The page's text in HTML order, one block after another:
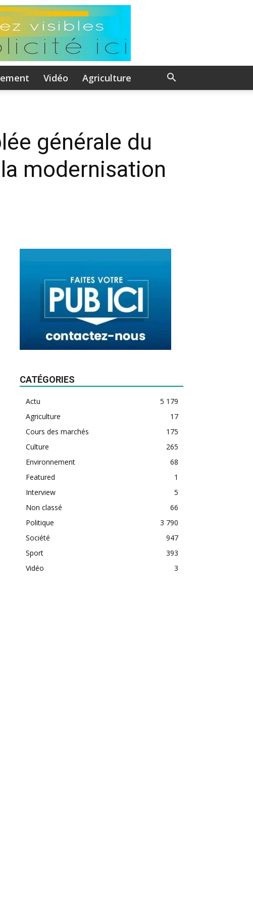
Vidéo Agriculture
générale du
modernisation
CATÉGORIES
Actu
5 179
Agriculture
17
Cours des marchés
175
Culture
265
Environnement
68
Featured
1
Interview
5
Non classé
66
Politique
3 790
Société
947
Sport
393
Vidéo
3